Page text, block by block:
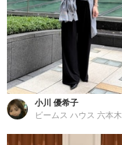
小川 優希子
ビームス ハウス 六本木